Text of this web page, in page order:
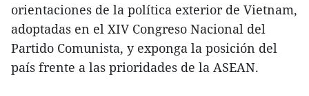
orientaciones de la política exterior de Vietnam,
adoptadas en el XIV Congreso Nacional del
Partido Comunista, y exponga la posición del
país frente a las prioridades de la ASEAN.